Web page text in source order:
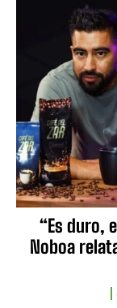
“Es duro,
Noboa